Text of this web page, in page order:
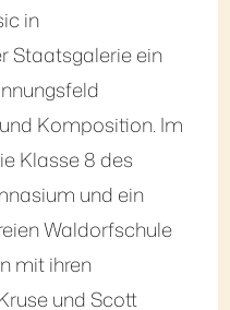
in
Staatsgalerie ein
Komposition. Im
Klasse 8 des
und ein
Waldorfschule
mit ihren
und Scott